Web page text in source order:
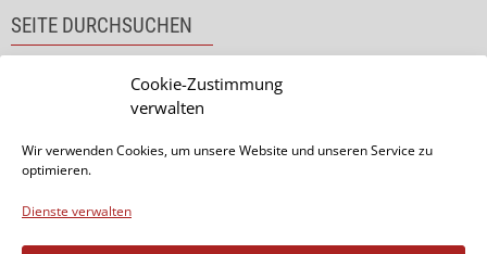
Cookie-Zustimmung
verwalten
Wir verwenden Cookies, um unsere Website und unseren Service zu
optimieren.
Dienste verwalten
SEITE DURCHSUCHEN